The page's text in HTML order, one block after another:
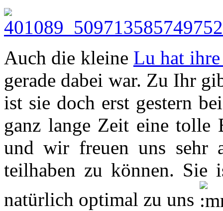
Auch die kleine Lu hat
gerade dabei war. Zu Ihr
ist sie doch erst gestern
ganz lange Zeit eine tolle
und wir freuen uns sehr
teilhaben zu können. Sie
natürlich optimal zu uns